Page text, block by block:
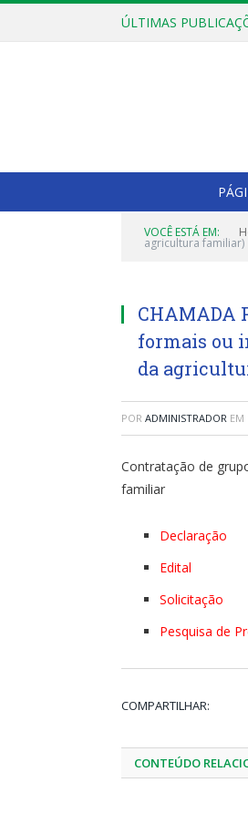
ÚLTIMAS
VOCÊ ESTÁ EM:
agricultura familiar)
CHAMADA
formais ou
da
POR ADMINISTRADOR EM
Contratação de
familiar
Declaração
Edital
Solicitação
Pesquisa de
COMPARTILHAR:
CONTEÚDO